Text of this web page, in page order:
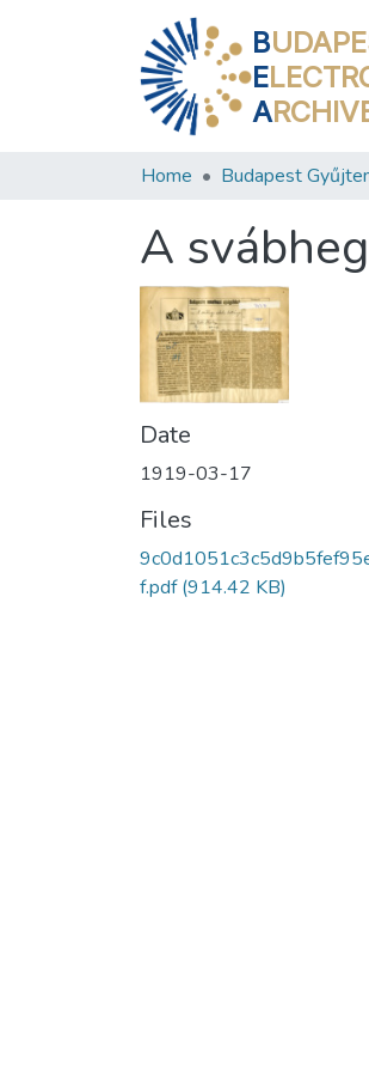
B
E
A
Home Budapest
A
Date
1919-03-17
Files
f.pdf(914.42 KB)